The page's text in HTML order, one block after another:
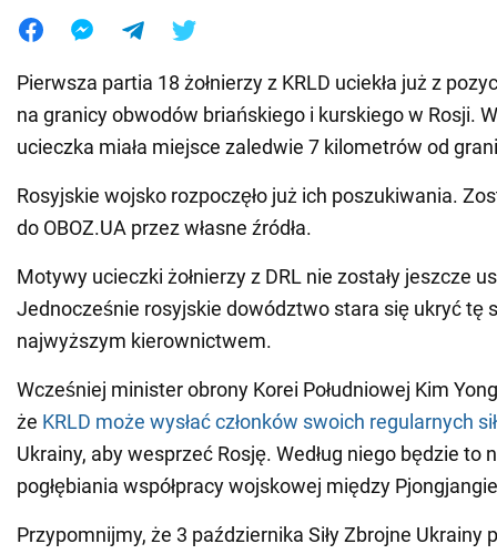
Pierwsza partia 18 żołnierzy z KRLD uciekła już z
na granicy obwodów briańskiego i kurskiego w Rosji.
ucieczka miała miejsce zaledwie 7 kilometrów od
Rosyjskie wojsko rozpoczęło już ich poszukiwania.
do OBOZ.UA przez własne źródła.
Motywy ucieczki żołnierzy z DRL nie zostały jeszcze
Jednocześnie rosyjskie dowództwo stara się ukryć tę
najwyższym kierownictwem.
Wcześniej minister obrony Korei Południowej Kim
że KRLD może wysłać członków swoich regularnych
Ukrainy, aby wesprzeć Rosję. Według niego będzie to
pogłębiania współpracy wojskowej między
Przypomnijmy, że 3 października Siły Zbrojne Ukrainy